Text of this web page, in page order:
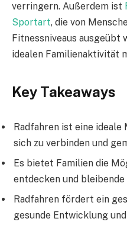
verringern. Außerdem ist
Sportart, die von
Fitnessniveaus ausgeübt
idealen Familienaktivität
Key Takeaways
Radfahren ist eine
sich zu verbinden und
Es bietet Familien die
entdecken und
Radfahren fördert ein
gesunde Entwicklung